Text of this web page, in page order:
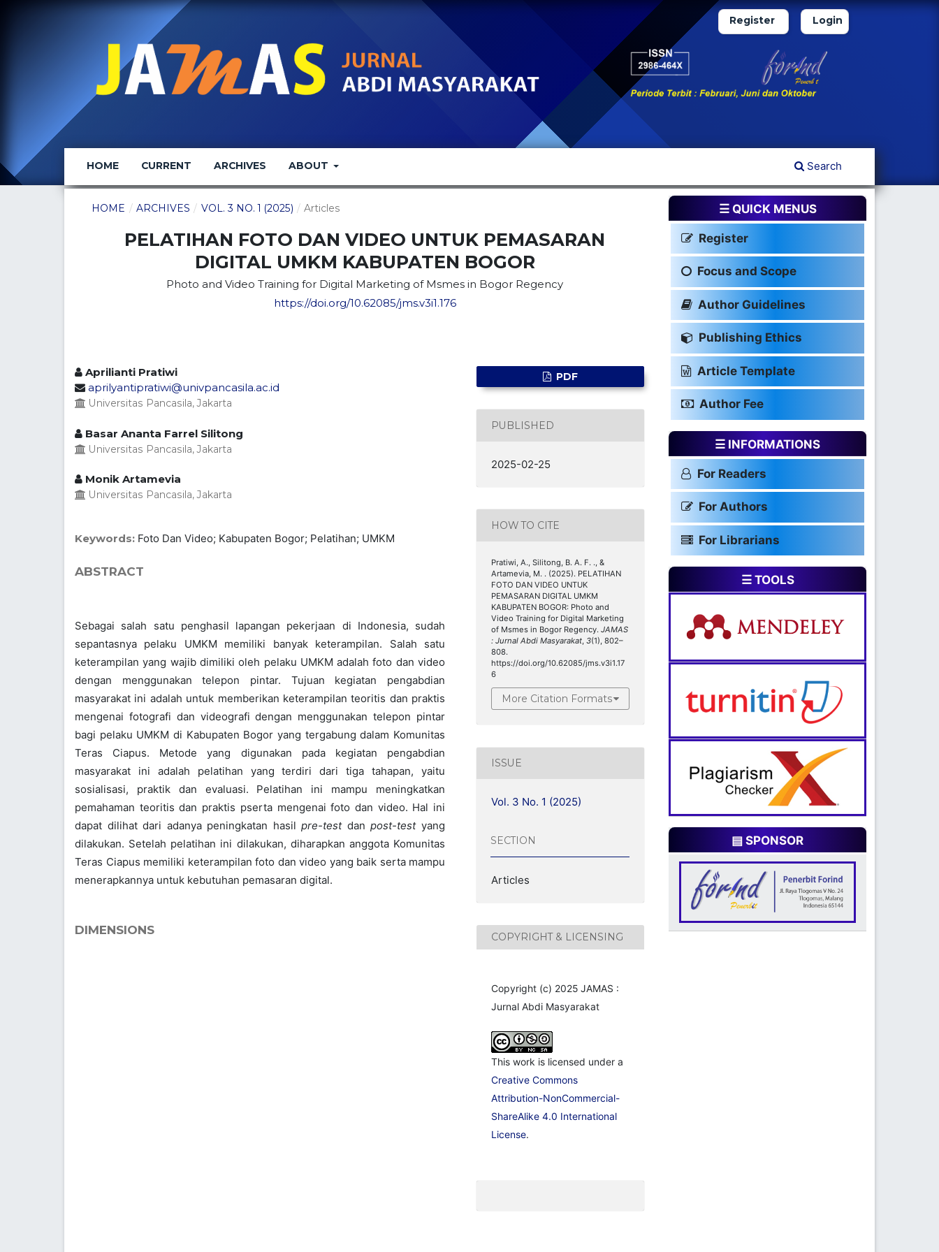
HOME CURRENT ARCHIVES ABOUT Search
Register Login
HOME / ARCHIVES / VOL. 3 NO. 1 (2025) / Articles
PELATIHAN FOTO DAN VIDEO UNTUK PEMASARAN
DIGITAL UMKM KABUPATEN BOGOR
Photo and Video Training for Digital Marketing of Msmes in Bogor Regency
https://doi.org/10.62085/jms.v3i1.176
Aprilianti Pratiwi
aprilyantipratiwi@univpancasila.ac.id
Universitas Pancasila, Jakarta
Basar Ananta Farrel Silitong
Universitas Pancasila, Jakarta
Monik Artamevia
Universitas Pancasila, Jakarta
Keywords: Foto Dan Video; Kabupaten Bogor; Pelatihan; UMKM
ABSTRACT
Sebagai salah satu penghasil lapangan pekerjaan di Indonesia, sudah
sepantasnya pelaku UMKM memiliki banyak keterampilan. Salah satu
keterampilan yang wajib dimiliki oleh pelaku UMKM adalah foto dan video
dengan menggunakan telepon pintar. Tujuan kegiatan pengabdian
masyarakat ini adalah untuk memberikan keterampilan teoritis dan praktis
mengenai fotografi dan videografi dengan menggunakan telepon pintar
bagi pelaku UMKM di Kabupaten Bogor yang tergabung dalam Komunitas
Teras Ciapus. Metode yang digunakan pada kegiatan pengabdian
masyarakat ini adalah pelatihan yang terdiri dari tiga tahapan, yaitu
sosialisasi, praktik dan evaluasi. Pelatihan ini mampu meningkatkan
pemahaman teoritis dan praktis pserta mengenai foto dan video. Hal ini
dapat dilihat dari adanya peningkatan hasilpre-testdanpost-testyang
dilakukan. Setelah pelatihan ini dilakukan, diharapkan anggota Komunitas
Teras Ciapus memiliki keterampilan foto dan video yang baik serta mampu
menerapkannya untuk kebutuhan pemasaran digital.
DIMENSIONS
PDF
PUBLISHED
2025-02-25
HOW TO CITE
Pratiwi, A., Silitong, B. A. F. ., &
Artamevia, M. . (2025). PELATIHAN
FOTO DAN VIDEO UNTUK
PEMASARAN DIGITAL UMKM
KABUPATEN BOGOR: Photo and
Video Training for Digital Marketing
of Msmes in Bogor Regency.JAMAS
: Jurnal Abdi Masyarakat ,3(1), 802–
808.
https://doi.org/10.62085/jms.v3i1.17
6
More Citation Formats
ISSUE
Vol. 3 No. 1 (2025)
SECTION
Articles
COPYRIGHT & LICENSING
Copyright (c) 2025 JAMAS :
Jurnal Abdi Masyarakat
This work is licensed under a
Creative Commons
Attribution-NonCommercial-
ShareAlike 4.0 International
License.
☰ QUICK MENUS
Register
Focus and Scope
Author Guidelines
Publishing Ethics
Article Template
Author Fee
☰ INFORMATIONS
For Readers
For Authors
For Librarians
☰ TOOLS
▤ SPONSOR